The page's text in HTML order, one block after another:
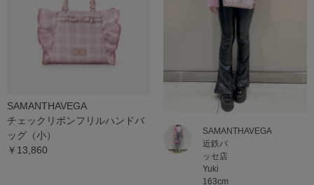
SAMANTHAVEGA
チェックリボンフリルハンドバ
ッグ（小）
￥13,860
SAMANTHAVEGA
近鉄パ
ッセ店
Yuki
163cm